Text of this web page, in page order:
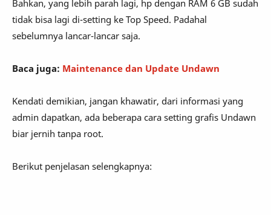
Bahkan, yang lebih parah lagi, hp dengan RAM 6 GB sudah
tidak bisa lagi di-setting ke Top Speed. Padahal
sebelumnya lancar-lancar saja.
Baca juga: Maintenance dan Update Undawn
Kendati demikian, jangan khawatir, dari informasi yang
admin dapatkan, ada beberapa cara setting grafis Undawn
biar jernih tanpa root.
Berikut penjelasan selengkapnya: